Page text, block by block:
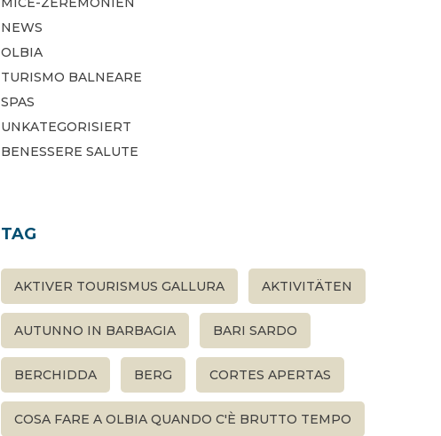
NEWS
OLBIA
TURISMO BALNEARE
SPAS
UNKATEGORISIERT
BENESSERE SALUTE
TAG
AKTIVER TOURISMUS GALLURA AKTIVITÄTEN
AUTUNNO IN BARBAGIA BARI SARDO
BERCHIDDA BERG CORTES APERTAS
COSA FARE A OLBIA QUANDO C'È BRUTTO TEMPO